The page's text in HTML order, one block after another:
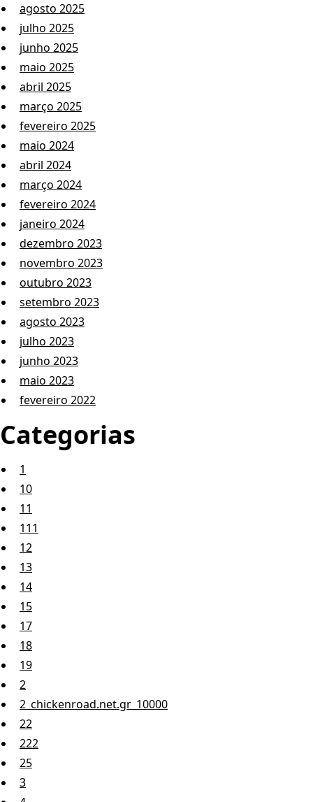
agosto 2025
julho 2025
junho 2025
maio 2025
abril 2025
março 2025
fevereiro 2025
maio 2024
abril 2024
março 2024
fevereiro 2024
janeiro 2024
dezembro 2023
novembro 2023
outubro 2023
setembro 2023
agosto 2023
julho 2023
junho 2023
maio 2023
fevereiro 2022
Categorias
1
10
11
111
12
13
14
15
17
18
19
2
2_chickenroad.net.gr_10000
22
222
25
3